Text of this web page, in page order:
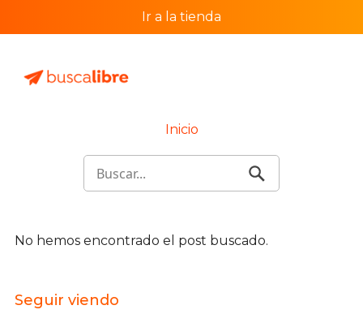
Ir a la tienda
Inicio
No hemos encontrado el post buscado.
Seguir viendo